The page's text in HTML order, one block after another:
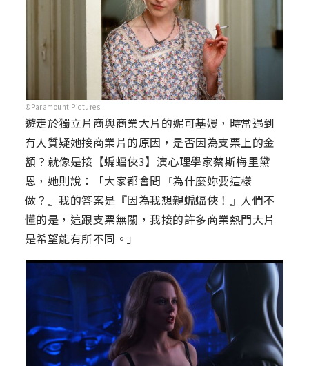
©Paramount Pictures
遊走於獨立片商與商業大片的妮可基嫚，時常遇到
有人質疑她接商業片的原因，是否因為支票上的金
額？就像是接【蝙蝠俠3】演心理學家蔡斯梅里黛
恩，她則說：「大家都會問『為什麼妳要這樣
做？』我的答案是『因為我想親蝙蝠俠！』人們不
懂的是，這跟支票無關，我接的許多商業熱門大片
是希望能有所不同。」